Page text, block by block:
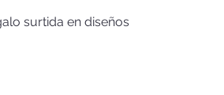
surtida en diseños